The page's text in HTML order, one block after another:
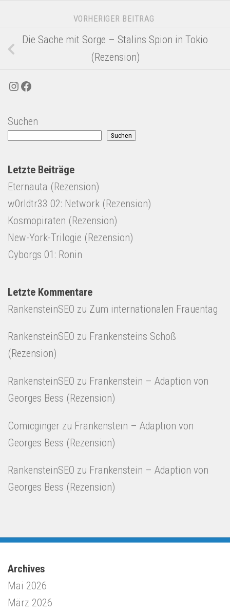
VORHERIGER BEITRAG
Die Sache mit Sorge – Stalins Spion in Tokio
(Rezension)
Instagram
Facebook
Suchen
Suchen
Letzte Beiträge
Eternauta (Rezension)
w0rldtr33 02: Network (Rezension)
Kosmopiraten (Rezension)
New-York-Trilogie (Rezension)
Cyborgs 01: Ronin
Letzte Kommentare
RankensteinSEO zu Zum internationalen Frauentag
RankensteinSEO zu Frankensteins Schoß
(Rezension)
RankensteinSEO zu Frankenstein – Adaption von
Georges Bess (Rezension)
Comicginger zu Frankenstein – Adaption von
Georges Bess (Rezension)
RankensteinSEO zu Frankenstein – Adaption von
Georges Bess (Rezension)
Archives
Mai 2026
März 2026